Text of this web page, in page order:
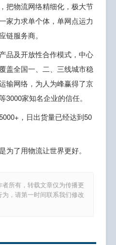
把物流网络精细化，极大节
家力求单个体，单网点运力
链服务商。
品及开放性合作模式，中心
盖全国一、二、三线城市稳
输网络，为人为峰赢得了京
3000家知名企业的信任。
，日出货量已经达到50
为了用物流让世界更好。
所有，转载文章仅为传播更
，请第一时间联系我们修改